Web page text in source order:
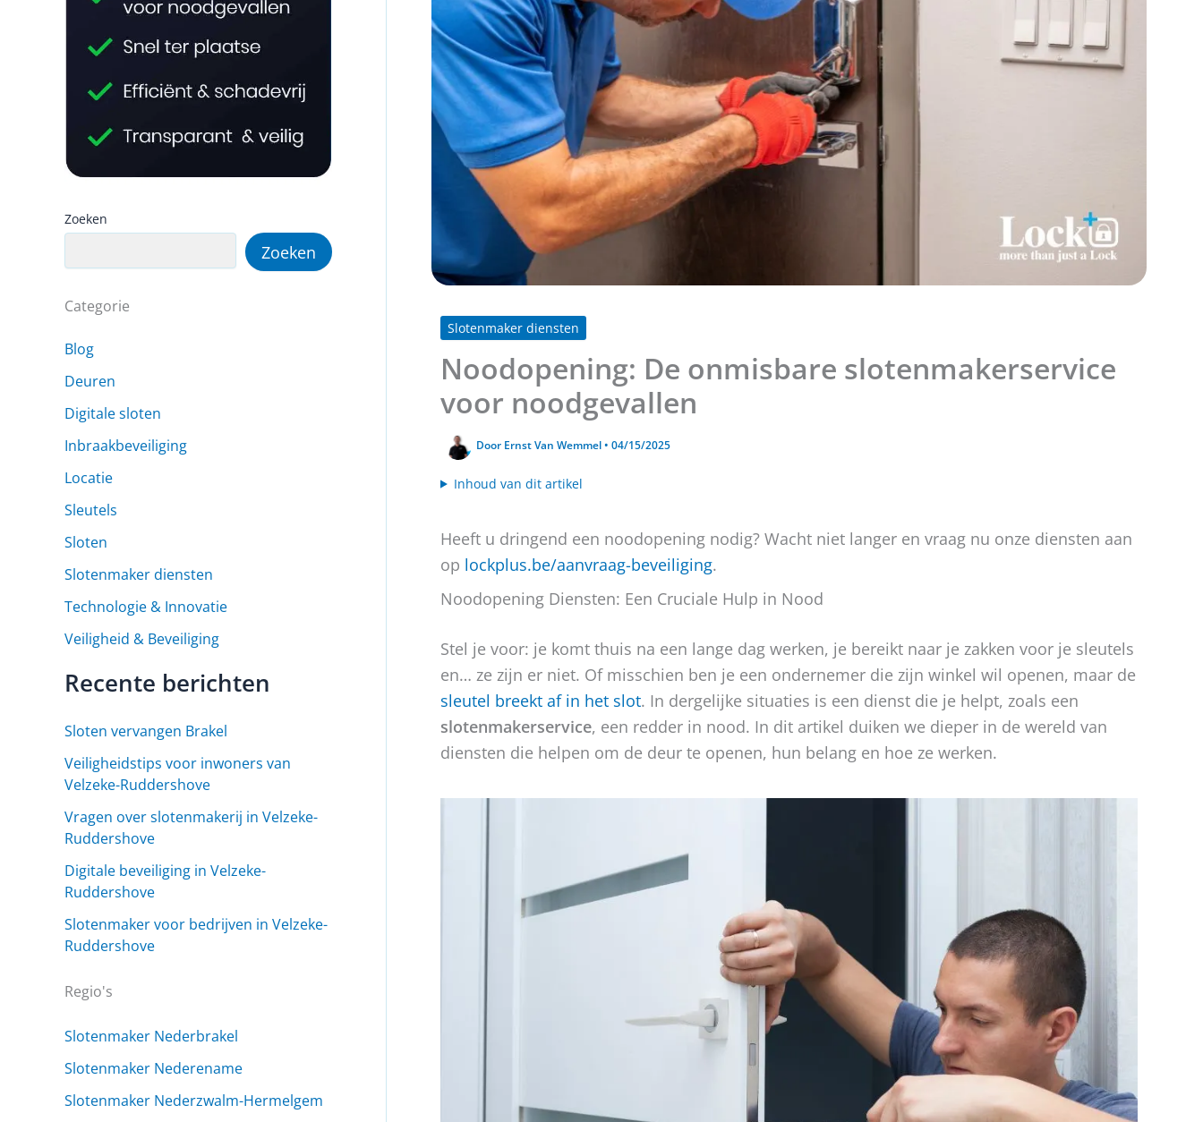
Zoeken
Zoeken
Categorie
Blog
Deuren
Digitale sloten
Inbraakbeveiliging
Locatie
Sleutels
Sloten
Slotenmaker diensten
Technologie & Innovatie
Veiligheid & Beveiliging
Recente berichten
Sloten vervangen Brakel
Veiligheidstips voor inwoners van
Velzeke-Ruddershove
Vragen over slotenmakerij in Velzeke-
Ruddershove
Digitale beveiliging in Velzeke-
Ruddershove
Slotenmaker voor bedrijven in Velzeke-
Ruddershove
Regio's
Slotenmaker Nederbrakel
Slotenmaker Nederename
Slotenmaker Nederzwalm-Hermelgem
Slotenmaker diensten
Noodopening: De onmisbare slotenmakerservice
voor noodgevallen
Door Ernst Van Wemmel• 04/15/2025
Inhoud van dit artikel
Heeft u dringend een noodopening nodig? Wacht niet langer en vraag nu onze diensten aan
op lockplus.be/aanvraag-beveiliging.
Noodopening Diensten: Een Cruciale Hulp in Nood
Stel je voor: je komt thuis na een lange dag werken, je bereikt naar je zakken voor je sleutels
en… ze zijn er niet. Of misschien ben je een ondernemer die zijn winkel wil openen, maar de
sleutel breekt af in het slot. In dergelijke situaties is een dienst die je helpt, zoals een
slotenmakerservice, een redder in nood. In dit artikel duiken we dieper in de wereld van
diensten die helpen om de deur te openen, hun belang en hoe ze werken.